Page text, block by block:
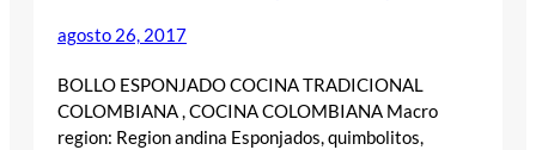
agosto 26, 2017
BOLLO ESPONJADO COCINA TRADICIONAL
COLOMBIANA , COCINA COLOMBIANA Macro
region: Region andina Esponjados, quimbolitos,